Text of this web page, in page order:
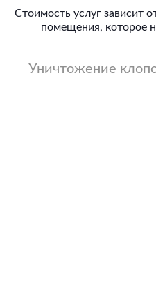
Стоимость услуг зависит
помещения, которое
Уничтожение